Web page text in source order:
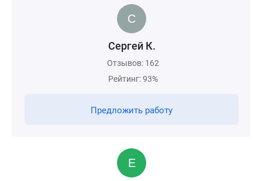
Сергей К.
Отзывов: 162
Рейтинг: 93%
Предложить работу